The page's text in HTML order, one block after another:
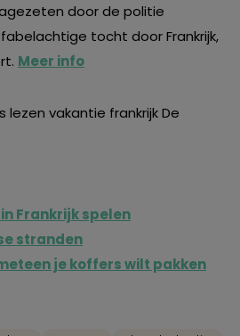
door de politie
tocht door Frankrijk,
Meer info
Frankrijk spelen
stranden
je koffers wilt pakken